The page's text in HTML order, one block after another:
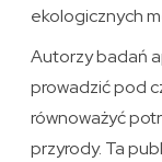
ekologicznych
Autorzy badań
prowadzić pod
równoważyć
przyrody. Ta